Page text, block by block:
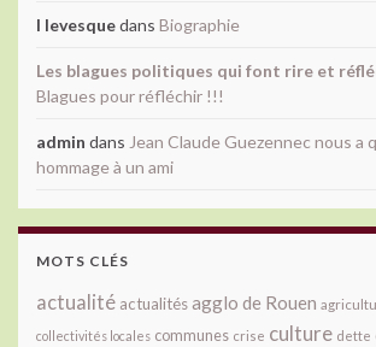
l levesquedans Biographie
Les blagues politiques qui font rire et
Blagues pour réfléchir !!!
admin dans Jean Claude Guezennec nous a
hommage à un ami
MOTS CLÉS
actualité actualitésagglo de Rouen
collectivités locales communes crise culture dette